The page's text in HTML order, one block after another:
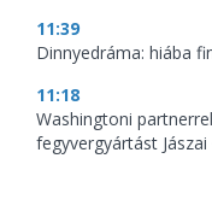
11:39
Dinnyedráma: hiába
11:18
Washingtoni
fegyvergyártást Jászai